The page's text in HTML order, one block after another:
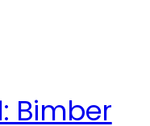
Bimber